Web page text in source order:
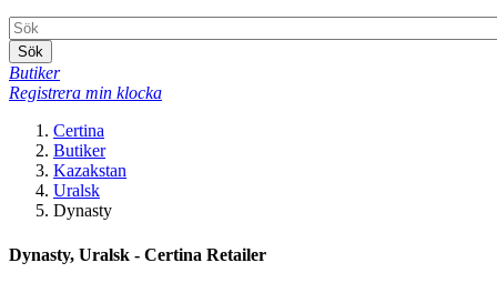
Sök
Butiker
Registrera min klocka
Certina
Butiker
Kazakstan
Uralsk
Dynasty
Dynasty, Uralsk - Certina Retailer